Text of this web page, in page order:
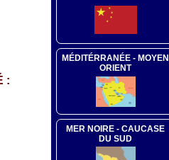
:
MÉDITÉRRANÉE - MOYEN
ORIENT
MER NOIRE - CAUCASE
DU SUD